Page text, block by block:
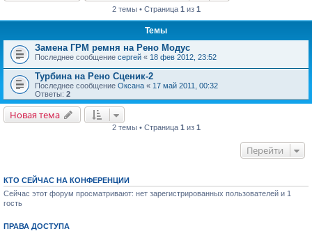
2 темы • Страница 1 из 1
Темы
Замена ГРМ ремня на Рено Модус
Последнее сообщение сергей « 18 фев 2012, 23:52
Турбина на Рено Сценик-2
Последнее сообщение Оксана « 17 май 2011, 00:32
Ответы: 2
Новая тема
2 темы • Страница 1 из 1
Перейти
КТО СЕЙЧАС НА КОНФЕРЕНЦИИ
Сейчас этот форум просматривают: нет зарегистрированных пользователей и 1
гость
ПРАВА ДОСТУПА